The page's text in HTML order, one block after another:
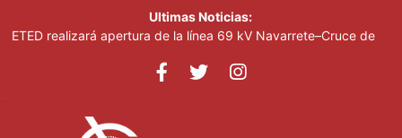
Ultimas Noticias:
ETED realizará apertura de la línea 69 kV Navarrete–Cruce de
Junior Noboa resalta apoyo del Gobierno para realización
incorporación de propuestas surgidas durante la jornada